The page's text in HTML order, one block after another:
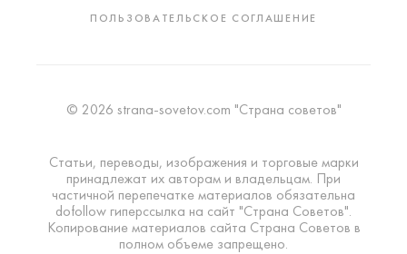
ПОЛЬЗОВАТЕЛЬСКОЕ СОГЛАШЕНИЕ
© 2026 strana-sovetov.com "Страна советов"
Статьи, переводы, изображения и торговые марки
принадлежат их авторам и владельцам. При
частичной перепечатке материалов обязательна
dofollow гиперссылка на сайт "Страна Советов".
Копирование материалов сайта Страна Советов в
полном объеме запрещено.